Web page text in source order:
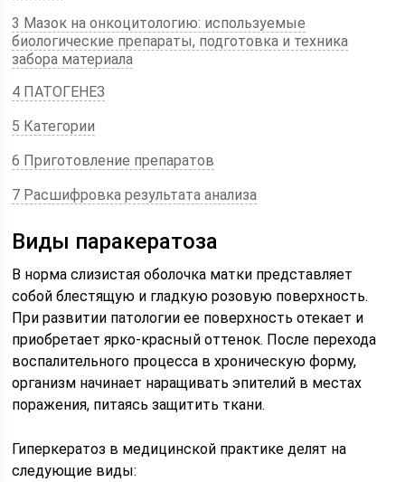
3 Мазок на онкоцитологию: используемые
биологические препараты, подготовка и техника
забора материала
4 ПАТОГЕНЕЗ
5 Категории
6 Приготовление препаратов
7 Расшифровка результата анализа
Виды паракератоза
В норма слизистая оболочка матки представляет
собой блестящую и гладкую розовую поверхность.
При развитии патологии ее поверхность отекает и
приобретает ярко-красный оттенок. После перехода
воспалительного процесса в хроническую форму,
организм начинает наращивать эпителий в местах
поражения, питаясь защитить ткани.
Гиперкератоз в медицинской практике делят на
следующие виды: